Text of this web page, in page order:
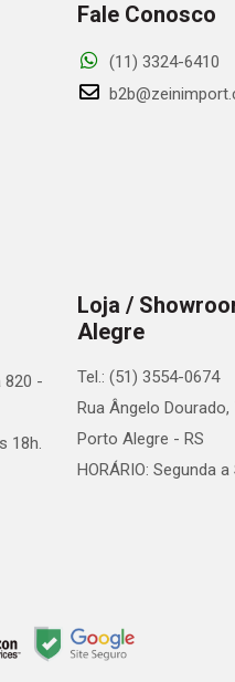
Fale Conosco
(11) 3324-6410
820 -
18h.
Loja /
Alegre
Tel.: (51) 3554-0674
Rua Ângelo
Porto Alegre - RS
HORÁRIO: Segunda